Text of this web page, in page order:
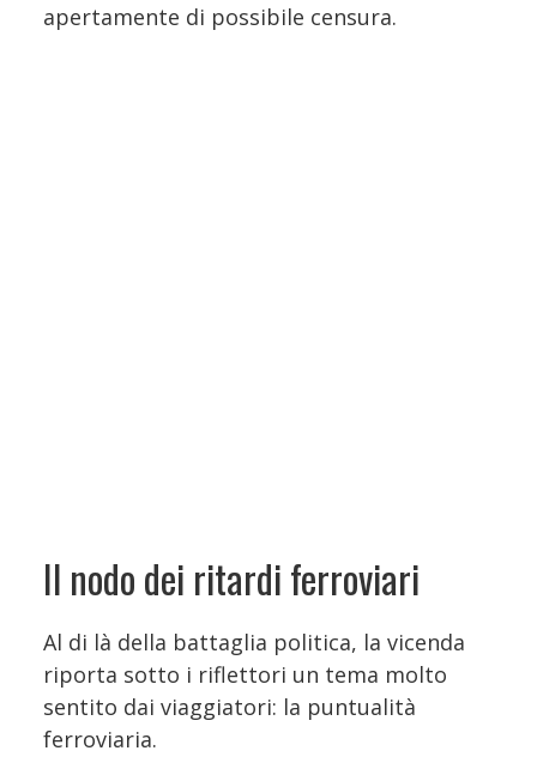
apertamente di possibile censura.
Il nodo dei ritardi ferroviari
Al di là della battaglia politica, la vicenda
riporta sotto i riflettori un tema molto
sentito dai viaggiatori: la puntualità
ferroviaria.